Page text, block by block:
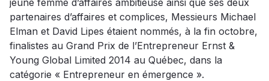
jeune femme d’affaires ambitieuse ainsi que ses deux
partenaires d’affaires et complices, Messieurs Michael
Elman et David Lipes étaient nommés, à la fin octobre,
finalistes au Grand Prix de l’Entrepreneur Ernst &
Young Global Limited 2014 au Québec, dans la
catégorie « Entrepreneur en émergence ».